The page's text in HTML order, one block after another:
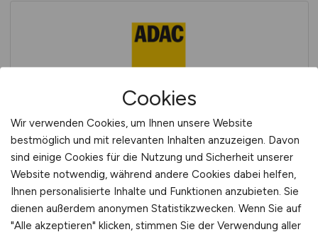
Cookies
Wir verwenden Cookies, um Ihnen unsere Website
bestmöglich und mit relevanten Inhalten anzuzeigen. Davon
sind einige Cookies für die Nutzung und Sicherheit unserer
Website notwendig, während andere Cookies dabei helfen,
Ihnen personalisierte Inhalte und Funktionen anzubieten. Sie
dienen außerdem anonymen Statistikzwecken. Wenn Sie auf
"Alle akzeptieren" klicken, stimmen Sie der Verwendung aller